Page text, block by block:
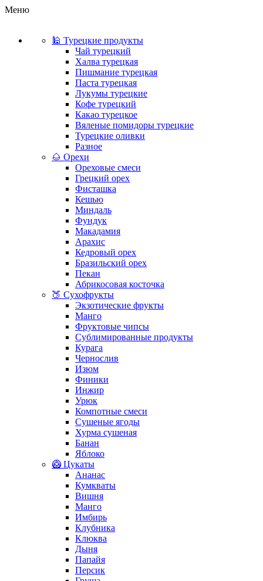
Меню
🕌 Турецкие продукты
Чай турецкий
Халва турецкая
Пишмание турецкая
Паста турецкая
Лукумы турецкие
Кофе турецкий
Какао турецкое
Вяленые помидоры турецкие
Турецкие оливки
Разное
🌰 Орехи
Ореховые смеси
Грецкий орех
Фисташка
Кешью
Миндаль
Фундук
Макадамия
Арахис
Кедровый орех
Бразильский орех
Пекан
Абрикосовая косточка
🍑 Сухофрукты
Экзотические фрукты
Манго
Фруктовые чипсы
Сублимированные продукты
Курага
Чернослив
Изюм
Финики
Инжир
Урюк
Компотные смеси
Сушеные ягоды
Хурма сушеная
Банан
Яблоко
🥝 Цукаты
Ананас
Кумкваты
Вишня
Манго
Имбирь
Клубника
Клюква
Дыня
Папайя
Персик